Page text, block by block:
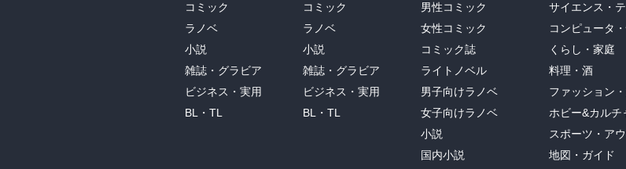
コミック
ラノベ
小説
雑誌・グラビア
ビジネス・実用
BL・TL
コミック
ラノベ
小説
雑誌・グラビア
ビジネス・実用
BL・TL
男性コミック
女性コミック
コミック誌
ライトノベル
男子向けラノベ
女子向けラノベ
小説
国内小説
サイエンス・
コンピュータ
くらし・家庭
料理・酒
ファッション
ホビー&カルチ
スポーツ・ア
地図・ガイド